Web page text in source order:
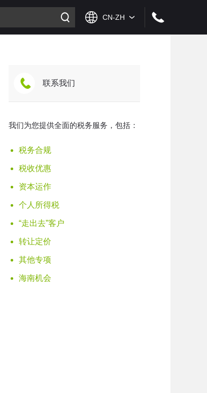
联系我们
我们为您提供全面的税务服务，包括：
税务合规
税收优惠
资本运作
个人所得税
“走出去”客户
转让定价
其他专项
海南机会